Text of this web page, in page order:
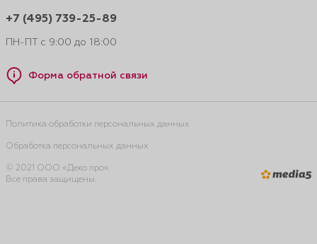
+7 (495) 739-25-89
ПН-ПТ с 9:00 до 18:00
Форма обратной связи
Политика обработки персональных данных
Обработка персональных данных
© 2021 ООО «Деко про».
Все права защищены.